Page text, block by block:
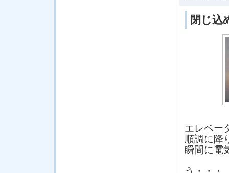
閉じ込
エレベー
順調に降
瞬間に電